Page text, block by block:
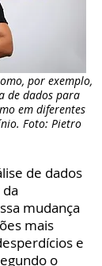
por exemplo,
de dados para
em diferentes
Foto: Pietro
de dados
mudança
mais
e
o